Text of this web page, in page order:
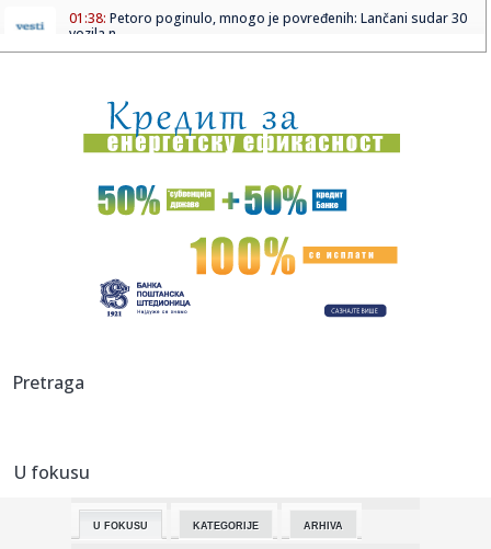
01:38: Petoro poginulo, mnogo je povređenih: Lančani sudar 30
vozila n...
01:35:92-godišnjak je upravo kupio prvi Porsche, a već razmišlja
o d...
01:31:Počinje Međunarodni sajam turizma: Čekaju vas veliki
popusti, ...
Dogodilo se na današnji datum, 19. februar
01:15:Karan: Institucije Srpske biće očuvane, nadam se da će
novo lice
00:52:
00:44:
ARSENAL OVU TITULU APSOLUTNO NE ZASLUŽUJE:
Pretraga
U fokusu
U FOKUSU KATEGORIJE ARHIVA